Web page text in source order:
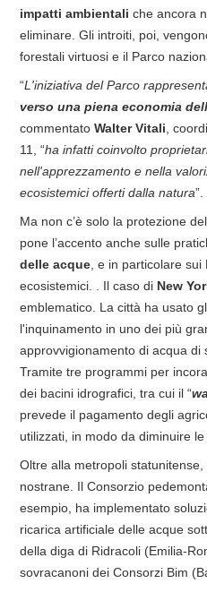
impatti ambientali che ancora
eliminare. Gli introiti, poi,
forestali virtuosi e il Parco
“L'iniziativa del Parco
verso una piena economia
commentato Walter Vitali ,
11, “ha infatti coinvolto
nell'apprezzamento e nella
ecosistemici offerti dalla natura”.
Ma non c’è solo la protezione
pone l’accento anche sulle
delle acque , e in particolare
ecosistemici. . Il caso di New
emblematico. La città ha usato
l'inquinamento in uno dei più
approvvigionamento di acqua di
Tramite tre programmi per
dei bacini idrografici, tra cui il “
prevede il pagamento degli
utilizzati, in modo da diminuire
Oltre alla metropoli
nostrane. Il Consorzio
esempio, ha implementato
ricarica artificiale delle acque
della diga di Ridracoli (Emilia-
sovracanoni dei Consorzi Bim